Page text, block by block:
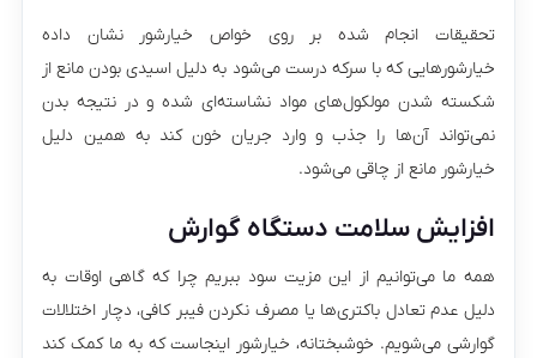
تحقیقات انجام شده بر روی خواص خیارشور نشان داده
خیارشورهایی که با سرکه درست می‌شود به دلیل اسیدی بودن مانع از
شکسته شدن مولکول‌های مواد نشاسته‌ای شده و در نتیجه بدن
نمی‌تواند آن‌ها را جذب و وارد جریان خون کند به همین دلیل
خیارشور مانع از چاقی می‌شود.
افزایش سلامت دستگاه گوارش
همه‌ ما می‌توانیم از این مزیت سود ببریم چرا که گاهی اوقات به
دلیل عدم تعادل باکتری‌ها یا مصرف نکردن فیبر کافی، دچار اختلالات
گوارشی می‌شویم. خوشبختانه، خیارشور اینجاست که به ما کمک کند